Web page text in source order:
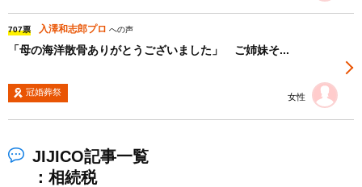
707票 入澤和志郎プロ への声
「母の海洋散骨ありがとうございました」 ご姉妹そ...
冠婚葬祭 女性
JIJICO記事一覧
：相続税